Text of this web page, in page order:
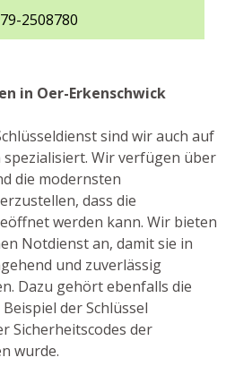
2508780
in Oer-Erkenschwick
sind wir auch auf
Wir verfügen über
die modernsten
dass die
werden kann. Wir bieten
Notdienst an, damit sie in
und zuverlässig
Dazu gehört ebenfalls die
der Schlüssel
Sicherheitscodes der
wurde.